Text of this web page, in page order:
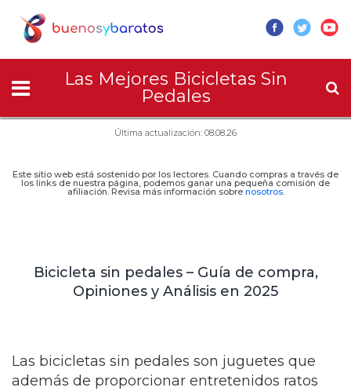
Las Mejores Bicicletas Sin
Pedales
Última actualización: 08.08.26
Este sitio web está sostenido por los lectores. Cuando compras a través de
los links de nuestra página, podemos ganar una pequeña comisión de
afiliación. Revisa más información sobre nosotros.
Bicicleta sin pedales – Guía de compra,
Opiniones y Análisis en 2025
Las bicicletas sin pedales son juguetes que
además de proporcionar entretenidos ratos